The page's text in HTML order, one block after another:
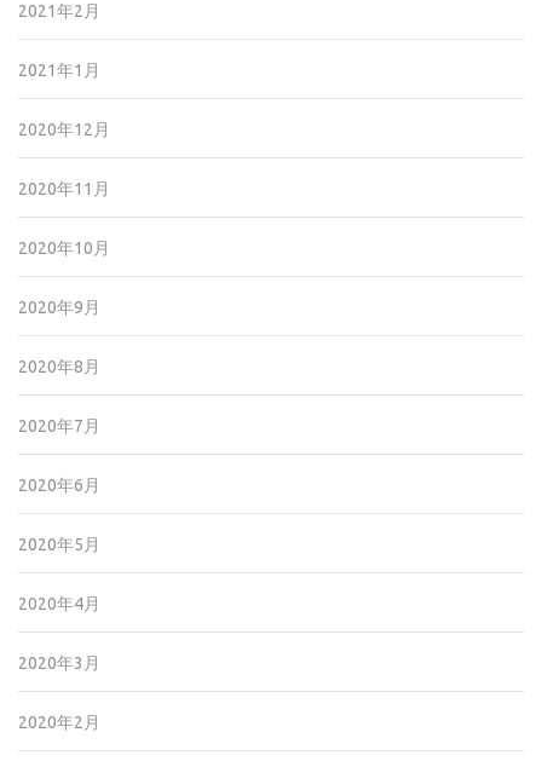
2021年2月
2021年1月
2020年12月
2020年11月
2020年10月
2020年9月
2020年8月
2020年7月
2020年6月
2020年5月
2020年4月
2020年3月
2020年2月